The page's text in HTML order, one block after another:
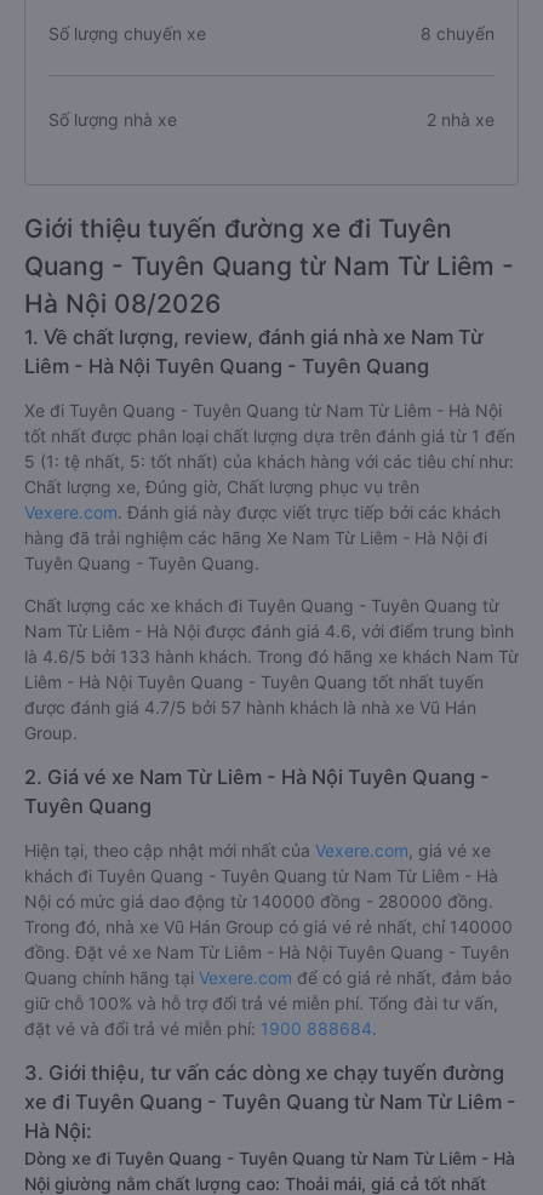
Số lượng chuyến xe 8 chuyến
Số lượng nhà xe 2 nhà xe
Giới thiệu tuyến đường xe đi Tuyên
Quang - Tuyên Quang từ Nam Từ Liêm -
Hà Nội 08/2026
1. Về chất lượng, review, đánh giá nhà xe Nam Từ
Liêm - Hà Nội Tuyên Quang - Tuyên Quang
Xe đi Tuyên Quang - Tuyên Quang từ Nam Từ Liêm - Hà Nội
tốt nhất được phân loại chất lượng dựa trên đánh giá từ 1 đến
5 (1: tệ nhất, 5: tốt nhất) của khách hàng với các tiêu chí như:
Chất lượng xe, Đúng giờ, Chất lượng phục vụ trên
Vexere.com. Đánh giá này được viết trực tiếp bởi các khách
hàng đã trải nghiệm các hãng Xe Nam Từ Liêm - Hà Nội đi
Tuyên Quang - Tuyên Quang.
Chất lượng các xe khách đi Tuyên Quang - Tuyên Quang từ
Nam Từ Liêm - Hà Nội được đánh giá 4.6, với điểm trung bình
là 4.6/5 bởi 133 hành khách. Trong đó hãng xe khách Nam Từ
Liêm - Hà Nội Tuyên Quang - Tuyên Quang tốt nhất tuyến
được đánh giá 4.7/5 bởi 57 hành khách là nhà xe Vũ Hán
Group.
2. Giá vé xe Nam Từ Liêm - Hà Nội Tuyên Quang -
Tuyên Quang
Hiện tại, theo cập nhật mới nhất của Vexere.com , giá vé xe
khách đi Tuyên Quang - Tuyên Quang từ Nam Từ Liêm - Hà
Nội có mức giá dao động từ 140000 đồng - 280000 đồng.
Trong đó, nhà xe Vũ Hán Group có giá vé rẻ nhất, chỉ 140000
đồng. Đặt vé xe Nam Từ Liêm - Hà Nội Tuyên Quang - Tuyên
Quang chính hãng tại Vexere.com để có giá rẻ nhất, đảm bảo
giữ chỗ 100% và hỗ trợ đổi trả vé miễn phí. Tổng đài tư vấn,
đặt vé và đổi trả vé miễn phí: 1900 888684.
3. Giới thiệu, tư vấn các dòng xe chạy tuyến đường
xe đi Tuyên Quang - Tuyên Quang từ Nam Từ Liêm -
Hà Nội:
Dòng xe đi Tuyên Quang - Tuyên Quang từ Nam Từ Liêm - Hà
Nội giường nằm chất lượng cao: Thoải mái, giá cả tốt nhất